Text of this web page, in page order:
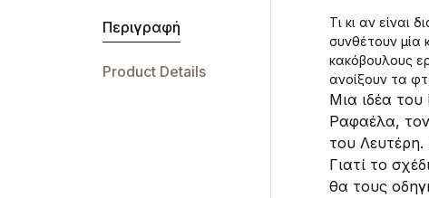
Περιγραφή
Product Details
Τι κι αν είναι
συνθέτουν μία
κακόβουλους
ανοίξουν τα
Μια ιδέα του
Ραφαέλα,
του
Γιατί το
θα τους